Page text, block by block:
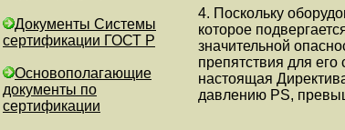
Документы Системы
сертификации ГОСТ Р
Основополагающие
документы по
сертификации
4. Поскольку
которое
значительной
препятствия для
настоящая
давлению PS,